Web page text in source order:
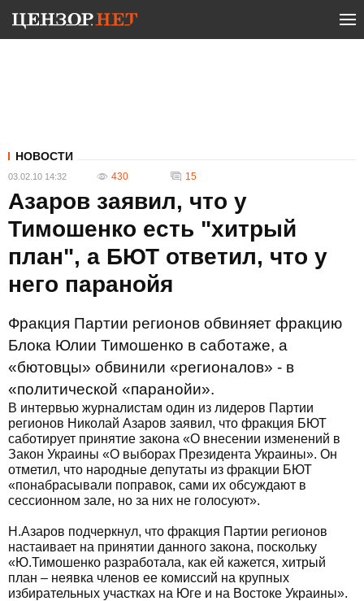
НОВОСТИ
03.02.10 14:32 430 15
Азаров заявил, что у
Тимошенко есть "хитрый
план", а БЮТ ответил, что у
него паранойя
Фракция Партии регионов обвиняет фракцию
Блока Юлии Тимошенко в саботаже, а
«бютовцы» обвинили «регионалов» - в
«политической «паранойи».
В интервью журналистам один из лидеров Партии
регионов Николай Азаров заявил, что фракция БЮТ
саботирует принятие закона «О внесении изменений в
Закон Украины «О выборах Президента Украины». Он
отметил, что народные депутаты из фракции БЮТ
«понабрасывали поправок, сами их обсуждают в
сессионном зале, но за них не голосуют».
Н.Азаров подчеркнул, что фракция Партии регионов
настаивает на принятии данного закона, поскольку
«Ю.Тимошенко разработала, как ей кажется, хитрый
план – неявка членов ее комиссий на крупных
избирательных участках на Юге и на Востоке Украины».